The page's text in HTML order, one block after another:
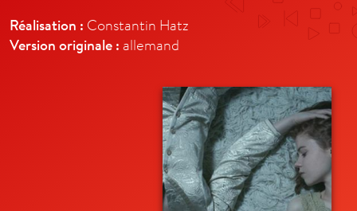
Réalisation : Constantin Hatz
Version originale : allemand